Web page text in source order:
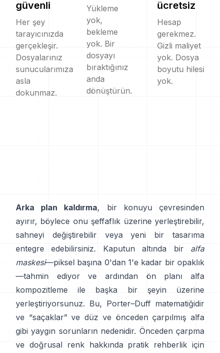
güvenli
Her şey
tarayıcınızda
gerçekleşir.
Dosyalarınız
sunucularımıza
asla
dokunmaz.
Yükleme
yok,
bekleme
yok. Bir
dosyayı
bıraktığınız
anda
dönüştürün.
ücretsiz
Hesap
gerekmez.
Gizli maliyet
yok. Dosya
boyutu hilesi
yok.
Arka plan kaldırma, bir konuyu çevresinden
ayırır, böylece onu şeffaflık üzerine yerleştirebilir,
sahneyi değiştirebilir veya yeni bir tasarıma
entegre edebilirsiniz. Kaputun altında bir
alfa
maskesi—piksel başına 0'dan 1'e kadar bir opaklık
—tahmin ediyor ve ardından ön planı alfa
kompozitleme ile başka bir şeyin üzerine
yerleştiriyorsunuz. Bu, Porter–Duff matematiğidir
ve “saçaklar” ve düz ve önceden çarpılmış alfa
gibi yaygın sorunların nedenidir. Önceden çarpma
ve doğrusal renk hakkında pratik rehberlik için